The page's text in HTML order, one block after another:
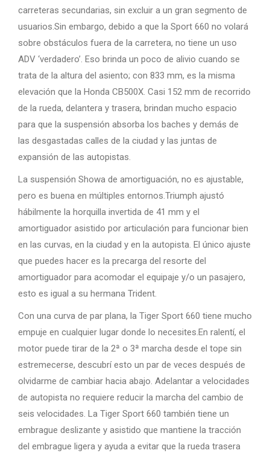
carreteras secundarias, sin excluir a un gran segmento de
usuarios.Sin embargo, debido a que la Sport 660 no volará
sobre obstáculos fuera de la carretera, no tiene un uso
ADV ‘verdadero’. Eso brinda un poco de alivio cuando se
trata de la altura del asiento; con 833 mm, es la misma
elevación que la Honda CB500X. Casi 152 mm de recorrido
de la rueda, delantera y trasera, brindan mucho espacio
para que la suspensión absorba los baches y demás de
las desgastadas calles de la ciudad y las juntas de
expansión de las autopistas.
La suspensión Showa de amortiguación, no es ajustable,
pero es buena en múltiples entornos.Triumph ajustó
hábilmente la horquilla invertida de 41 mm y el
amortiguador asistido por articulación para funcionar bien
en las curvas, en la ciudad y en la autopista. El único ajuste
que puedes hacer es la precarga del resorte del
amortiguador para acomodar el equipaje y/o un pasajero,
esto es igual a su hermana Trident.
Con una curva de par plana, la Tiger Sport 660 tiene mucho
empuje en cualquier lugar donde lo necesites.En ralentí, el
motor puede tirar de la 2ª o 3ª marcha desde el tope sin
estremecerse, descubrí esto un par de veces después de
olvidarme de cambiar hacia abajo. Adelantar a velocidades
de autopista no requiere reducir la marcha del cambio de
seis velocidades. La Tiger Sport 660 también tiene un
embrague deslizante y asistido que mantiene la tracción
del embrague ligera y ayuda a evitar que la rueda trasera